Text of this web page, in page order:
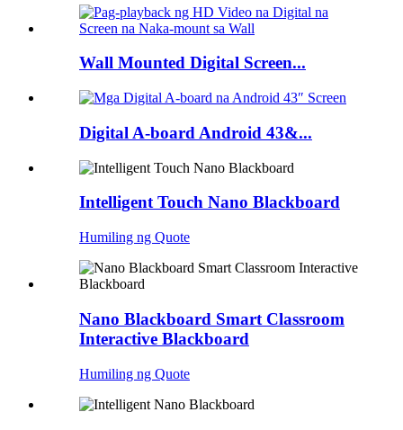
Wall Mounted Digital Screen...
Digital A-board Android 43&...
Intelligent Touch Nano Blackboard
Humiling ng Quote
Nano Blackboard Smart Classroom
Interactive Blackboard
Humiling ng Quote